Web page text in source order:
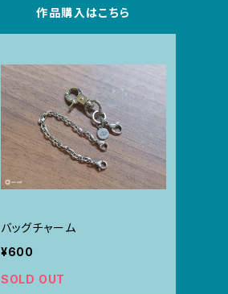
作品購入はこちら
バッグチャーム
¥600
SOLD OUT